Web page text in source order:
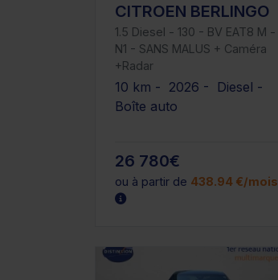
CITROEN BERLINGO
1.5 Diesel - 130 - BV EAT8 M -
N1 - SANS MALUS + Caméra
+Radar
10 km - 2026 - Diesel -
Boîte auto
26 780€
ou à partir de 438.94 €/mois